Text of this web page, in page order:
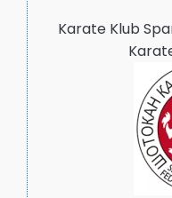
Karate Klub